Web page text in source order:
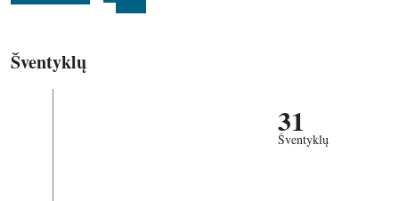
Šventyklų
31
Šventyklų